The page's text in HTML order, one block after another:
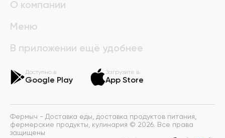
О компании
Меню
В приложении ещё удобнее
Доступно в
Google Play
Загрузите в
App Store
Фермыч - Доставка еды, доставка продуктов питания,
фермерские продукты, кулинария © 2026. Все права
защищены